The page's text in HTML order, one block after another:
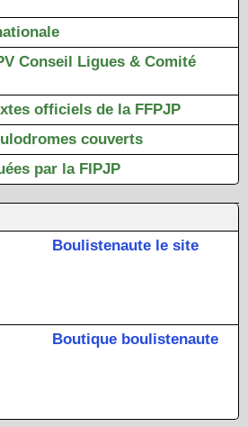
Conseil Ligues & Comité
officiels de la FFPJP
couverts
par la FIPJP
Boulistenaute le site
Boutique boulistenaute